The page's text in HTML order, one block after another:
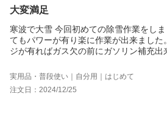
大変満足
寒波で大雪 今回初めての除雪作業をし
てもパワーが有り楽に作業が出来ました
ジが有ればガス欠の前にガソリン補充出
実用品・普段使い｜自分用｜はじめて
注文日：2024/12/25